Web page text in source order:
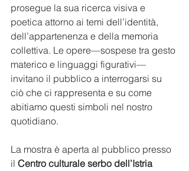
prosegue la sua ricerca visiva e
poetica attorno ai temi dell’identità,
dell’appartenenza e della memoria
collettiva. Le opere—sospese tra gesto
materico e linguaggi figurativi—
invitano il pubblico a interrogarsi su
ciò che ci rappresenta e su come
abitiamo questi simboli nel nostro
quotidiano.
La mostra è aperta al pubblico presso
il Centro culturale serbo dell’Istria